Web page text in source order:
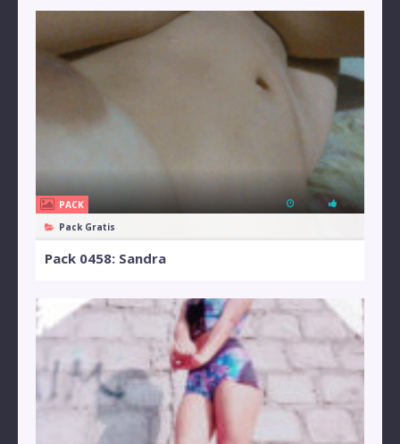
PACK
Pack Gratis
0%
Pack 0458: Sandra